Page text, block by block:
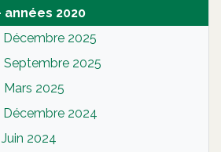
2020
2025
2025
2025
2024
2024